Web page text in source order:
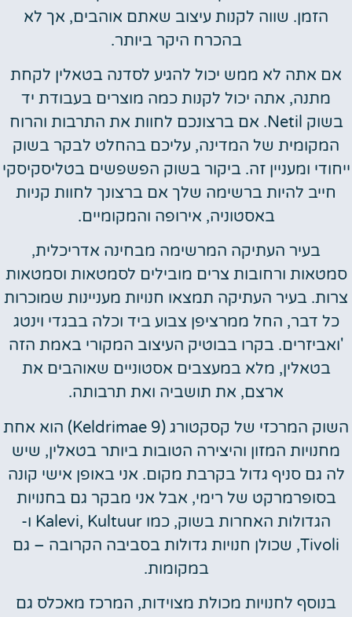
הזמן. שווה לקנות עיצוב שאתם אוהבים, אך לא
בהכרח היקר ביותר.
אם אתה לא ממש יכול להגיע לסדנה בטאלין לקחת
מתנה, אתה יכול לקנות כמה מוצרים בעבודת יד
בשוק Netil. אם ברצונכם לחוות את התרבות והרוח
המקומית של המדינה, עליכם בהחלט לבקר בשוק
ייחודי ומעניין זה. ביקור בשוק הפשפשים בטליסקיסקי
חייב להיות ברשימה שלך אם ברצונך לחוות קניות
באסטוניה, אירופה והמקומיים.
בעיר העתיקה המרשימה מבחינה אדריכלית,
סמטאות ורחובות צרים מובילים לסמטאות וסמטאות
צרות. בעיר העתיקה תמצאו חנויות מעניינות שמוכרות
כל דבר, החל ממרציפן צבוע ביד וכלה בבגדי וינטג
'ואביזרים. בקרו בבוטיק העיצוב המקורי באמת הזה
בטאלין, מלא במעצבים אסטוניים שאוהבים את
ארצם, את תושביה ואת תרבותה.
השוק המרכזי של קסקטורג (Keldrimae 9) הוא אחת
מחנויות המזון והיצירה הטובות ביותר בטאלין, שיש
לה גם סניף גדול בקרבת מקום. אני באופן אישי קונה
בסופרמרקט של רימי, אבל אני מבקר גם בחנויות
הגדולות האחרות בשוק, כמו Kalevi, Kultuur ו-
Tivoli, שכולן חנויות גדולות בסביבה הקרובה – גם
במקומות.
בנוסף לחנויות מכולת מצוידות, המרכז מאכלס גם